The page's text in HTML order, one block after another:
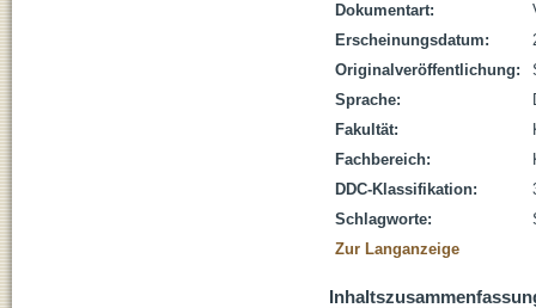
Dokumentart:
Erscheinungsdatum:
Originalveröffentlichung:
Sprache:
Fakultät:
Fachbereich:
DDC-Klassifikation:
Schlagworte:
Zur Langanzeige